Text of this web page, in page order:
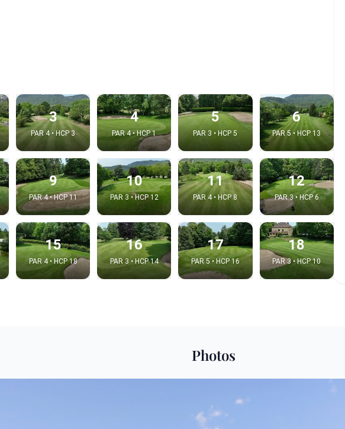
3
PAR 4 • HCP 3
4
PAR 4 • HCP 1
5
PAR 3 • HCP 5
6
PAR 5 • HCP 13
9
PAR 4 • HCP 11
10
PAR 3 • HCP 12
11
PAR 4 • HCP 8
12
PAR 3 • HCP 6
15
PAR 4 • HCP 18
16
PAR 3 • HCP 14
17
PAR 5 • HCP 16
18
PAR 3 • HCP 10
Photos